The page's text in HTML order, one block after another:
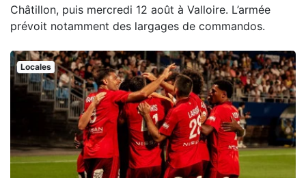
Châtillon, puis mercredi 12 août à Valloire. L’armée
prévoit notamment des largages de commandos.
Locales